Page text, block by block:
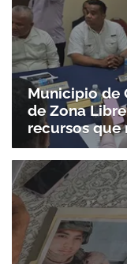
Municipio de
de Zona
recursos